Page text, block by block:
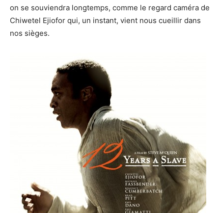
on se souviendra longtemps, comme le regard caméra de
Chiwetel Ejiofor qui, un instant, vient nous cueillir dans
nos sièges.